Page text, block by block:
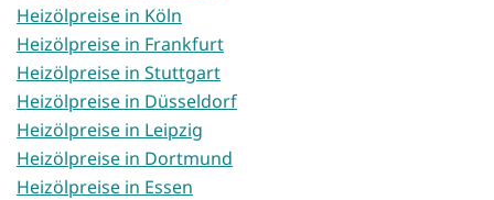
Heizölpreise in Köln
Heizölpreise in Frankfurt
Heizölpreise in Stuttgart
Heizölpreise in Düsseldorf
Heizölpreise in Leipzig
Heizölpreise in Dortmund
Heizölpreise in Essen